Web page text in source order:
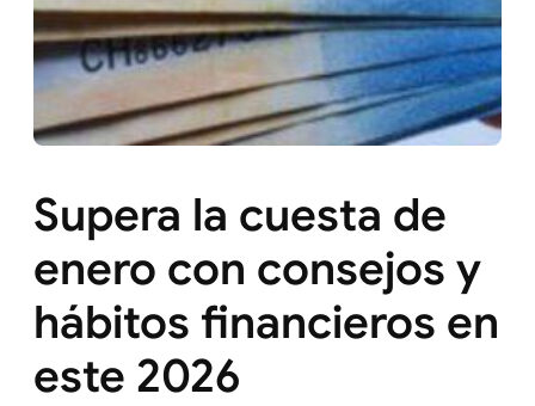
Supera la cuesta de
enero con consejos y
hábitos financieros en
este 2026